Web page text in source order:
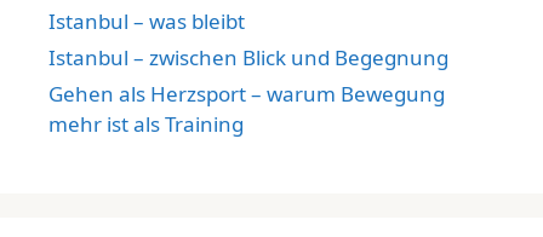
Istanbul – was bleibt
Istanbul – zwischen Blick und Begegnung
Gehen als Herzsport – warum Bewegung
mehr ist als Training